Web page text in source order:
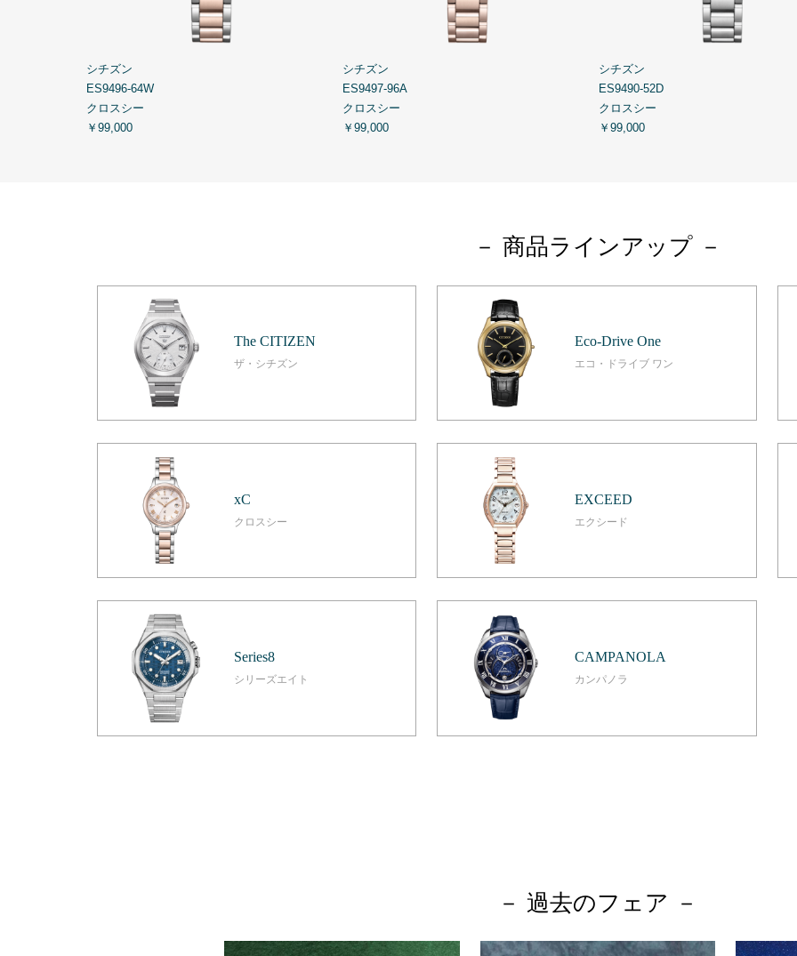
シチズン
ES9496-64W
クロスシー
￥99,000
シチズン
ES9497-96A
クロスシー
￥99,000
シチズン
ES9490-52D
クロスシー
￥99,000
－ 商品ラインアップ －
The CITIZEN
ザ・シチズン
Eco-Drive One
エコ・ドライブ ワン
xC
クロスシー
EXCEED
エクシード
Series8
シリーズエイト
CAMPANOLA
カンパノラ
－ 過去のフェア －